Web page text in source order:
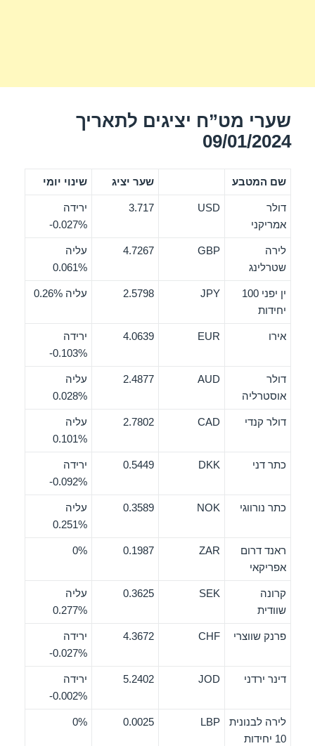
שערי מט”ח יציגים לתאריך
09/01/2024
שם המטבע שער יציג שינוי יומי
דולר
אמריקני
USD
3.717
ירידה
‎-0.027%
לירה
שטרלינג
GBP
4.7267
עליה
0.061%
ין יפני 100
יחידות
JPY
2.5798 עליה 0.26%
אירו EUR
4.0639
ירידה
‎-0.103%
דולר
אוסטרליה
AUD
2.4877
עליה
0.028%
דולר קנדי CAD
2.7802
עליה
0.101%
כתר דני DKK
0.5449
ירידה
‎-0.092%
כתר נורווגי NOK
0.3589
עליה
0.251%
ראנד דרום
אפריקאי
ZAR
0.1987
0%
קרונה
שוודית
SEK
0.3625
עליה
0.277%
פרנק שווצרי CHF
4.3672
ירידה
‎-0.027%
דינר ירדני JOD
5.2402
ירידה
‎-0.002%
לירה לבנונית
10 יחידות
LBP
0.0025
0%